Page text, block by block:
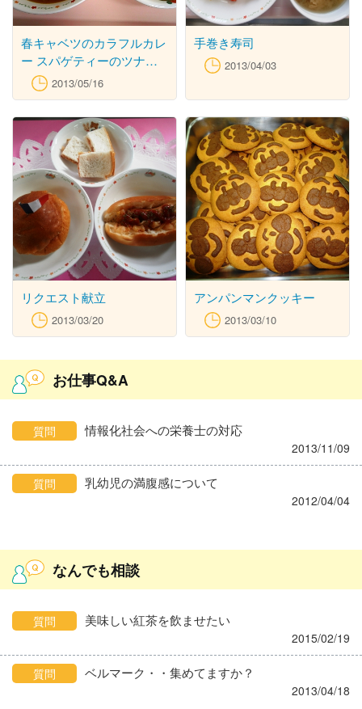
春キャベツのカラフルカレ
ー スパゲティーのツナサ
ラダ 2013/05/16
手巻き寿司
2013/04/03
リクエスト献立
2013/03/20
アンパンマンクッキー
2013/03/10
お仕事Q&A
質問 情報化社会への栄養士の対応
2013/11/09
質問 乳幼児の満腹感について
2012/04/04
なんでも相談
質問 美味しい紅茶を飲ませたい
2015/02/19
質問 ベルマーク・・集めてますか？
2013/04/18